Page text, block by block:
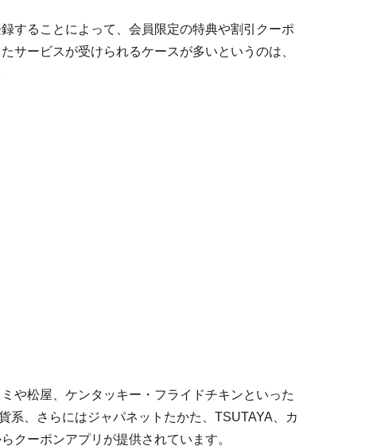
することによって、会員限定の特典や割引クーポ
サービスが受けられるケースが多いというのは、
や松屋、ケンタッキー・フライドチキンといった
系、さらにはジャパネットたかた、TSUTAYA、カ
クーポンアプリが提供されています。